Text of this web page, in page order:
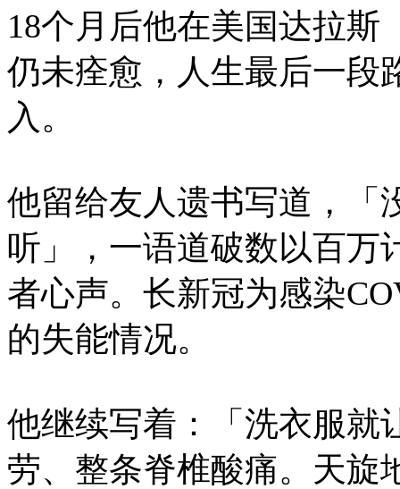
18个月后他在美国达拉斯
仍未痊愈，人生最后一段
入。
他留给友人遗书写道，「
听」，一语道破数以百万
者心声。长新冠为感染
的失能情况。
他继续写着：「洗衣服就
劳、整条脊椎酸痛。天旋